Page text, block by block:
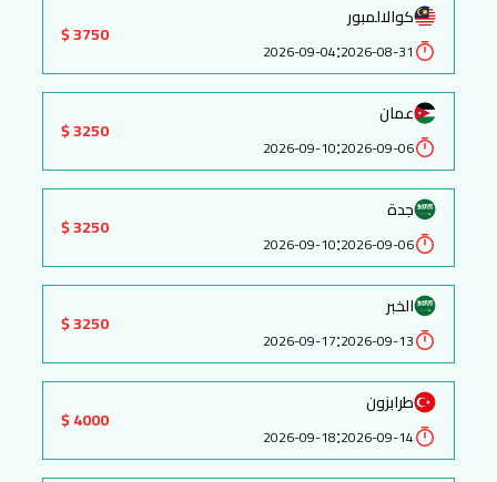
كوالالمبور
2026-08-31
:
2026-09-04
3750 $
عمان
2026-09-06
:
2026-09-10
3250 $
جدة
2026-09-06
:
2026-09-10
3250 $
الخبر
2026-09-13
:
2026-09-17
3250 $
طرابزون
2026-09-14
:
2026-09-18
4000 $